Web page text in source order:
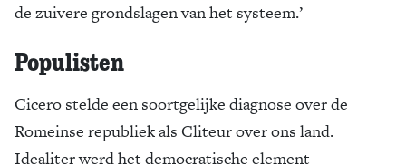
de zuivere grondslagen van het systeem.’
Populisten
Cicero stelde een soortgelijke diagnose over de
Romeinse republiek als Cliteur over ons land.
Idealiter werd het democratische element